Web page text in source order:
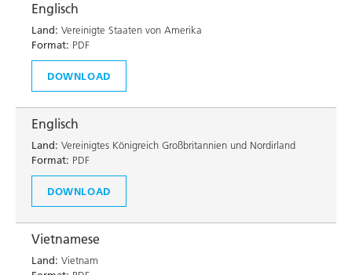
Englisch
Land: Vereinigte Staaten von Amerika
Format: PDF
DOWNLOAD
Englisch
Land: Vereinigtes Königreich Großbritannien und Nordirland
Format: PDF
DOWNLOAD
Vietnamese
Land: Vietnam